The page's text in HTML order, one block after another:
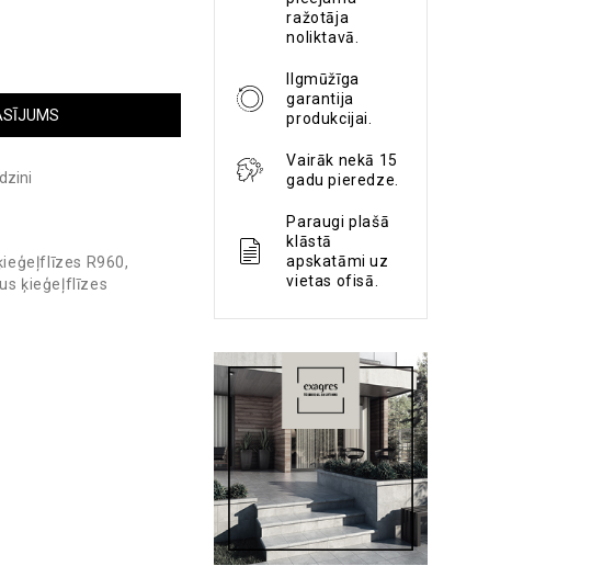
R960,
ķieģeļflīzes
ražotāja
noliktavā.
Ilgmūžīga
garantija
produkcijai.
Vairāk nekā 15
gadu pieredze.
Paraugi plašā
klāstā
apskatāmi uz
vietas ofisā.